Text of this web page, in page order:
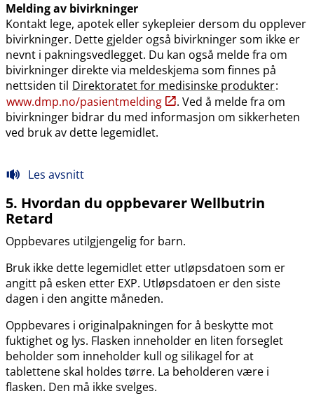
Melding av bivirkninger
Kontakt lege, apotek eller sykepleier dersom du opplever
bivirkninger. Dette gjelder også bivirkninger som ikke er
nevnt i pakningsvedlegget. Du kan også melde fra om
bivirkninger direkte via meldeskjema som finnes på
nettsiden til Direktoratet for medisinske produkter:
www.dmp.no​/​pasientmelding
. Ved å melde fra om
bivirkninger bidrar du med informasjon om sikkerheten
ved bruk av dette legemidlet.
Les avsnitt
5. Hvordan du oppbevarer Wellbutrin
Retard
Oppbevares utilgjengelig for barn.
Bruk ikke dette legemidlet etter utløpsdatoen som er
angitt på esken etter EXP. Utløpsdatoen er den siste
dagen i den angitte måneden.
Oppbevares i originalpakningen for å beskytte mot
fuktighet og lys. Flasken inneholder en liten forseglet
beholder som inneholder kull og silikagel for at
tablettene skal holdes tørre. La beholderen være i
flasken. Den må ikke svelges.